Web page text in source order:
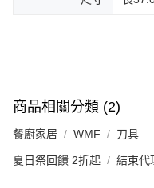
商品相關分類 (2)
餐廚家居 WMF 刀具
夏日祭回饋 2折起 結束代